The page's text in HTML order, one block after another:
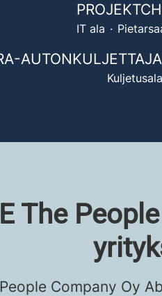
IT ala ·
Kuljetusala
The
Company Oy